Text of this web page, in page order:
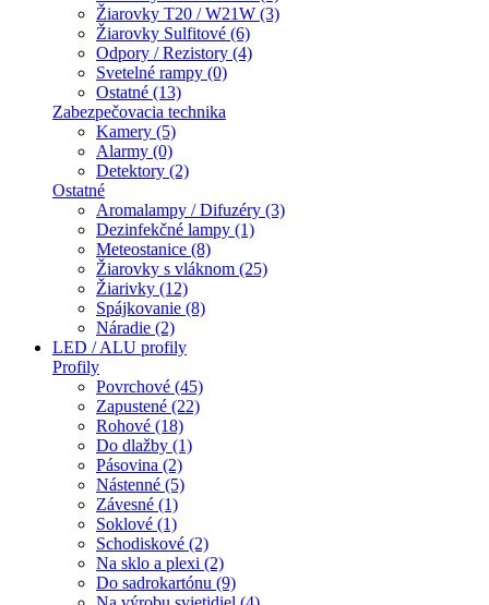
Žiarovky T20 / W21W (3)
Žiarovky Sulfitové (6)
Odpory / Rezistory (4)
Svetelné rampy (0)
Ostatné (13)
Zabezpečovacia technika
Kamery (5)
Alarmy (0)
Detektory (2)
Ostatné
Aromalampy / Difuzéry (3)
Dezinfekčné lampy (1)
Meteostanice (8)
Žiarovky s vláknom (25)
Žiarivky (12)
Spájkovanie (8)
Náradie (2)
LED / ALU profily
Profily
Povrchové (45)
Zapustené (22)
Rohové (18)
Do dlažby (1)
Pásovina (2)
Nástenné (5)
Závesné (1)
Soklové (1)
Schodiskové (2)
Na sklo a plexi (2)
Do sadrokartónu (9)